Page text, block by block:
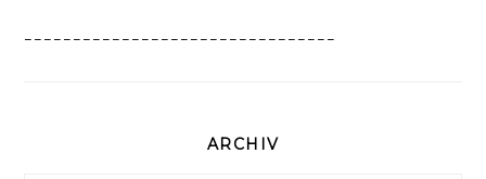
ARCHIV